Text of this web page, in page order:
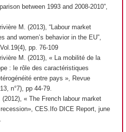
between 1993 and 2008-2010”,
M. (2013), “Labour market
and women’s behavior in the EU”,
pp. 76-109
M. (2013), « La mobilité de la
: le rôle des caractéristiques
entre pays », Revue
n°7), pp 44-79.
« The French labour market
CES.Ifo DICE Report, june